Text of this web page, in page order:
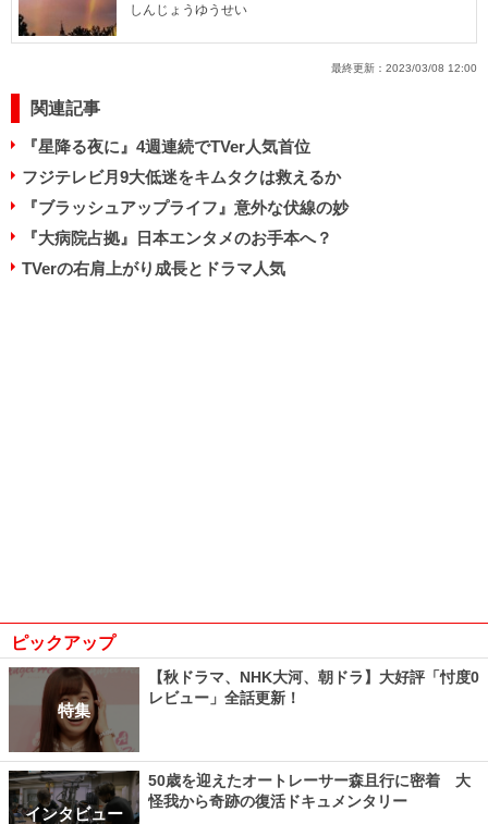
しんじょうゆうせい
最終更新： 2023/03/08 12:00
関連記事
『星降る夜に』4週連続でTVer人気首位
フジテレビ月9大低迷をキムタクは救えるか
『ブラッシュアップライフ』意外な伏線の妙
『大病院占拠』日本エンタメのお手本へ？
TVerの右肩上がり成長とドラマ人気
ピックアップ
特集
【秋ドラマ、NHK大河、朝ドラ】大好評「忖度0
レビュー」全話更新！
インタビュー
50歳を迎えたオートレーサー森且行に密着 大
怪我から奇跡の復活ドキュメンタリー